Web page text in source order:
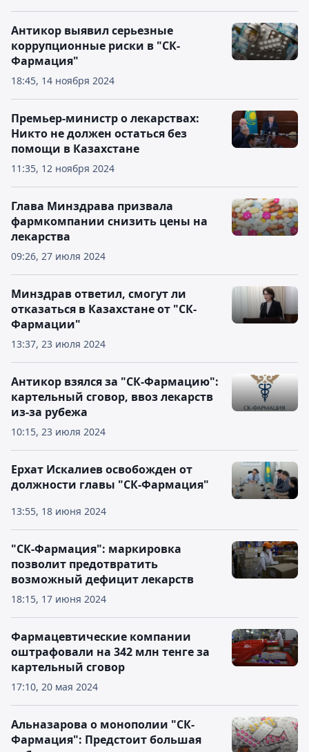
18:45, 14 ноября 2024
Антикор выявил серьезные
коррупционные риски в "СК-
Фармация"
11:35, 12 ноября 2024
Премьер-министр о лекарствах:
Никто не должен остаться без
помощи в Казахстане
09:26, 27 июля 2024
Глава Минздрава призвала
фармкомпании снизить цены на
лекарства
13:37, 23 июля 2024
Минздрав ответил, смогут ли
отказаться в Казахстане от "СК-
Фармации"
10:15, 23 июля 2024
Антикор взялся за "СК-Фармацию":
картельный сговор, ввоз лекарств
из-за рубежа
13:55, 18 июня 2024
Ерхат Искалиев освобожден от
должности главы "СК-Фармация"
18:15, 17 июня 2024
"СК-Фармация": маркировка
позволит предотвратить
возможный дефицит лекарств
17:10, 20 мая 2024
Фармацевтические компании
оштрафовали на 342 млн тенге за
картельный сговор
Альназарова о монополии "СК-
Фармация": Предстоит большая